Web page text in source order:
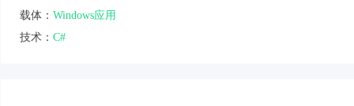
载体： Windows应用
技术： C#